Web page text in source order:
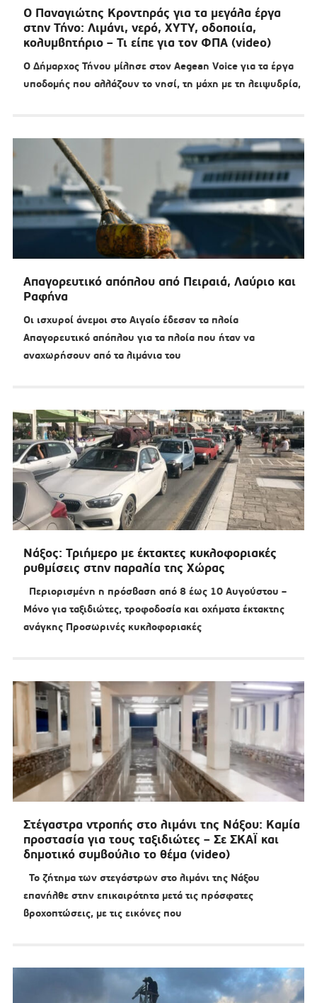
Ο Παναγιώτης Κροντηράς για τα μεγάλα έργα
στην Τήνο: Λιμάνι, νερό, ΧΥΤΥ, οδοποιία,
κολυμβητήριο – Τι είπε για τον ΦΠΑ (video)
Ο Δήμαρχος Τήνου μίλησε στον Aegean Voice για τα έργα
υποδομής που αλλάζουν το νησί, τη μάχη με τη λειψυδρία,
Απαγορευτικό απόπλου από Πειραιά, Λαύριο και
Ραφήνα
Οι ισχυροί άνεμοι στο Αιγαίο έδεσαν τα πλοία
Απαγορευτικό απόπλου για τα πλοία που ήταν να
αναχωρήσουν από τα λιμάνια του
Νάξος: Τριήμερο με έκτακτες κυκλοφοριακές
ρυθμίσεις στην παραλία της Χώρας
Περιορισμένη η πρόσβαση από 8 έως 10 Αυγούστου –
Μόνο για ταξιδιώτες, τροφοδοσία και οχήματα έκτακτης
ανάγκης Προσωρινές κυκλοφοριακές
Στέγαστρα ντροπής στο λιμάνι της Νάξου: Καμία
προστασία για τους ταξιδιώτες – Σε ΣΚΑΪ και
δημοτικό συμβούλιο το θέμα (video)
Το ζήτημα των στεγάστρων στο λιμάνι της Νάξου
επανήλθε στην επικαιρότητα μετά τις πρόσφατες
βροχοπτώσεις, με τις εικόνες που